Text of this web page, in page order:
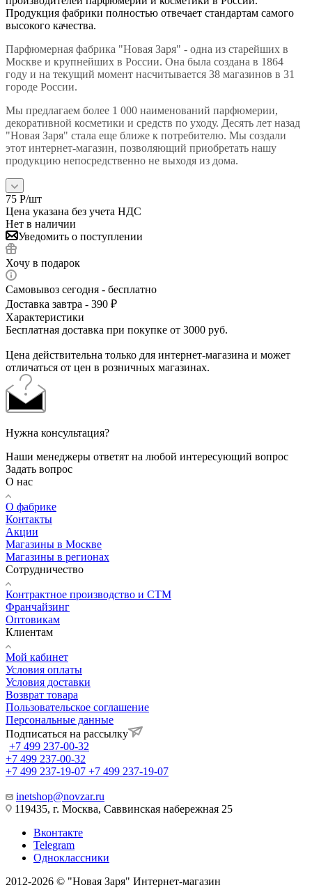
Продукция фабрики полностью отвечает стандартам самого
высокого качества.
Парфюмерная фабрика "Новая Заря" - одна из старейших в
Москве и крупнейших в России. Она была создана в 1864
году и на текущий момент насчитывается 38 магазинов в 31
городе России.
Мы предлагаем более 1 000 наименований парфюмерии,
декоративной косметики и средств по уходу. Десять лет назад
"Новая Заря" стала еще ближе к потребителю. Мы создали
этот интернет-магазин, позволяющий приобретать нашу
продукцию непосредственно не выходя из дома.
75 Р/шт
Цена указана без учета НДС
Нет в наличии
Уведомить о поступлении
Хочу в подарок
Самовывоз сегодня - бесплатно
Доставка завтра - 390 ₽
Характеристики
Бесплатная доставка при покупке от 3000 руб.
Цена действительна только для интернет-магазина и может
отличаться от цен в розничных магазинах.
Нужна консультация?
Наши менеджеры ответят на любой интересующий вопрос
Задать вопрос
О нас
О фабрике
Контакты
Акции
Магазины в Москве
Магазины в регионах
Сотрудничество
Контрактное производство и СТМ
Франчайзинг
Оптовикам
Клиентам
Мой кабинет
Условия оплаты
Условия доставки
Возврат товара
Пользовательское соглашение
Персональные данные
Подписаться на рассылку
+7 499 237-00-32
+7 499 237-00-32
+7 499 237-19-07 +7 499 237-19-07
inetshop@novzar.ru
119435, г. Москва, Саввинская набережная 25
Вконтакте
Telegram
Одноклассники
2012-2026 © "Новая Заря" Интернет-магазин